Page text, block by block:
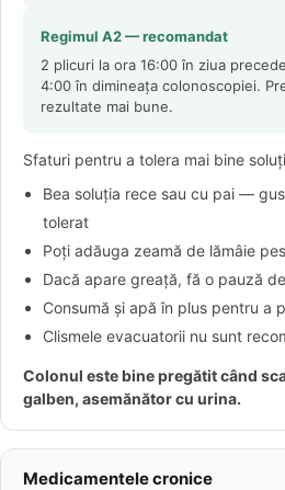
Regimul A2 — recomandat
2 plicuri la ora 16:00 în ziua
4:00 în dimineața colonoscopiei.
rezultate mai bune.
Sfaturi pentru a tolera mai bine
Bea soluția rece sau cu pai —
tolerat
Poți adăuga zeamă de lămâie
Dacă apare greață, fă o pauză
Consumă și apă în plus pentru a
Clismele evacuatorii nu sunt
Colonul este bine pregătit când
galben, asemănător cu urina.
Medicamentele cronice